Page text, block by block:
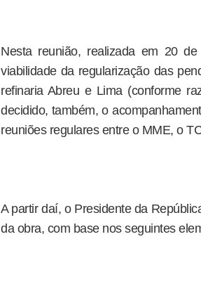
Nesta reunião, realizada em 20
viabilidade da regularização das
refinaria Abreu e Lima (conforme
decidido, também, o
reuniões regulares entre o MME, o
A partir daí, o Presidente da
da obra, com base nos seguintes